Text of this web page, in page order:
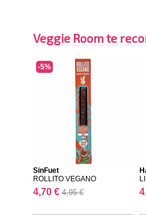
Veggie Room te
SinFuet
ROLLITO VEGANO
4,70 € 4,95 €
-5%